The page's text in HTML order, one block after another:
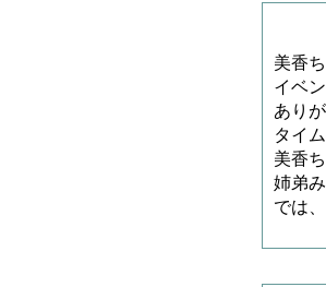
＜
美香
イベ
あり
タイ
美香
姉弟
では